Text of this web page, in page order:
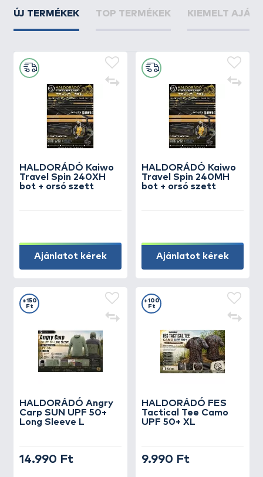
ÚJ TERMÉKEK TOP TERMÉKEK KIEMELT
HALDORÁDÓ Kaiwo
Travel Spin 240XH
bot + orsó szett
Ajánlatot kérek
HALDORÁDÓ Kaiwo
Travel Spin 240MH
bot + orsó szett
Ajánlatot kérek
HALDORÁDÓ Angry
Carp SUN UPF 50+
Long Sleeve L
+150
Ft
14.990 Ft
HALDORÁDÓ FES
Tactical Tee Camo
UPF 50+ XL
+100
Ft
9.990 Ft